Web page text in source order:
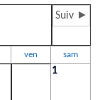
Suiv ►
ven sam
1